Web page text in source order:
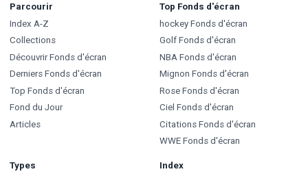
Parcourir
Index A-Z
Collections
Découvrir Fonds d'écran
Derniers Fonds d'écran
Top Fonds d'écran
Fond du Jour
Articles
Top Fonds d'écran
hockey Fonds d'écran
Golf Fonds d'écran
NBA Fonds d'écran
Mignon Fonds d'écran
Rose Fonds d'écran
Ciel Fonds d'écran
Citations Fonds d'écran
WWE Fonds d'écran
Types
Index